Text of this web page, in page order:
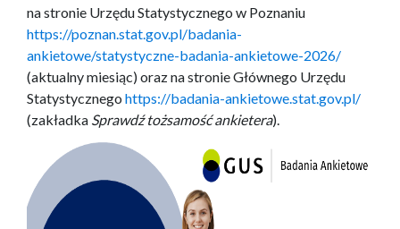
na stronie Urzędu Statystycznego w Poznaniu
https://poznan.stat.gov.pl/badania-
ankietowe/statystyczne-badania-ankietowe-2026/
(aktualny miesiąc) oraz na stronie Głównego Urzędu
Statystycznego https://badania-ankietowe.stat.gov.pl/
(zakładka Sprawdź tożsamość ankietera).